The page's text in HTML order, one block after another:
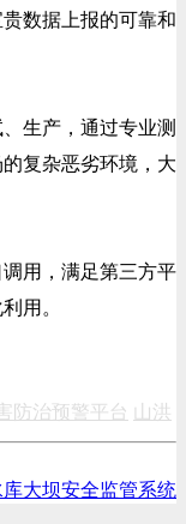
数据上报的可靠和
生产，通过专业测
复杂恶劣环境，大
用，满足第三方平
用。
防治预警平台 山洪
库大坝安全监管系统